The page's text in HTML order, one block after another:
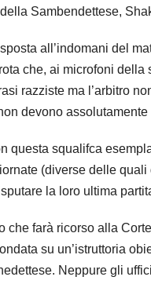
Sambendettese,
all’indomani del
che, ai microfoni
razziste ma l’arbitro
devono assolutamente
questa squalifca
(diverse delle
la loro ultima
farà ricorso alla
su un’istruttoria
Neppure gli